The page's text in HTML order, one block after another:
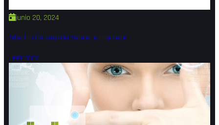
junio 20, 2024
Adjudicación Proyecto Andalucia Emprende
Leer más